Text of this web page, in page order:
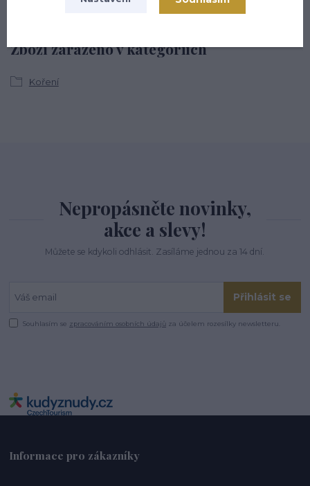
Zboží zařazeno v kategoriích
Koření
Nepropásněte novinky,
akce a slevy!
Můžete se kdykoli odhlásit. Zasíláme jednou za 14 dní.
Přihlásit se
Souhlasím se zpracováním osobních údajů za účelem rozesílky newsletteru.
Informace pro zákazníky